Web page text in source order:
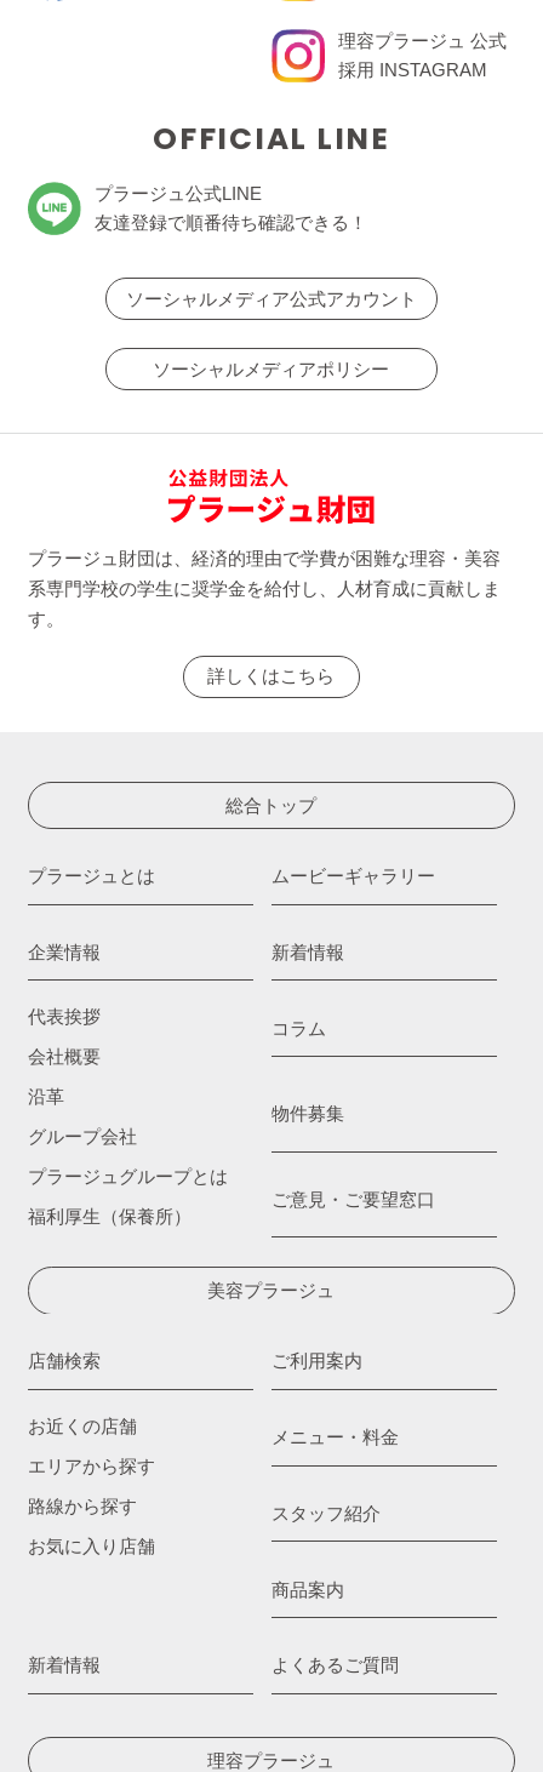
理容プラージュ 公式
採用 INSTAGRAM
OFFICIAL LINE
プラージュ公式LINE
友達登録で順番待ち確認できる！
ソーシャルメディア公式アカウント
ソーシャルメディアポリシー
プラージュ財団は、経済的理由で学費が困難な理容・美容
系専門学校の学生に奨学金を給付し、人材育成に貢献しま
す。
詳しくはこちら
総合トップ
プラージュとは
企業情報
代表挨拶
会社概要
沿革
グループ会社
プラージュグループとは
福利厚生（保養所）
ムービーギャラリー
新着情報
コラム
物件募集
ご意見・ご要望窓口
美容プラージュ
店舗検索
お近くの店舗
エリアから探す
路線から探す
お気に入り店舗
ご利用案内
メニュー・料金
スタッフ紹介
商品案内
新着情報 よくあるご質問
理容プラージュ